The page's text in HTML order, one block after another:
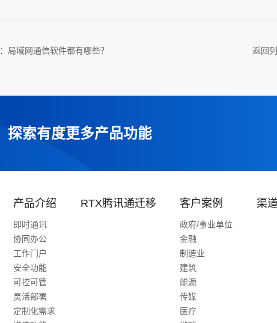
局域网通信软件都有哪些？ 返回
探索有度更多产品功能
产品介绍
即时通讯
协同办公
工作门户
安全功能
可控可管
灵活部署
定制化需求
RTX腾讯通迁移 客户案例
政府/事业单位
金融
制造业
建筑
能源
传媒
医疗
渠